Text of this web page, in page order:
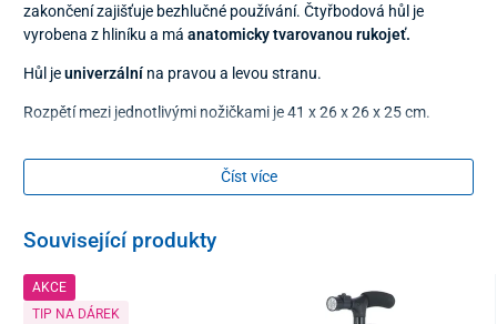
zakončení zajišťuje bezhlučné používání. Čtyřbodová hůl je
vyrobena z hliníku a má anatomicky tvarovanou rukojeť.
Hůl jeuniverzální na pravou a levou stranu.
Rozpětí mezi jednotlivými nožičkami je 41 x 26 x 26 x 25 cm.
Kompatibilní přislušenství
náhradní gumový nástavec velikost 2 (1,6 cm)
Technické parametry
Hmotnost 1,4 kg
Číst více
Související produkty
AKCE
TIP NA DÁREK